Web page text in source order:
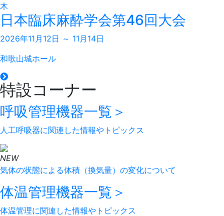
木
日本臨床麻酔学会第46回大会
2026年11月12日 ～ 11月14日
和歌山城ホール
特設コーナー
呼吸管理機器一覧＞
人工呼吸器に関連した情報やトピックス
NEW
気体の状態による体積（換気量）の変化について
体温管理機器一覧＞
体温管理に関連した情報やトピックス